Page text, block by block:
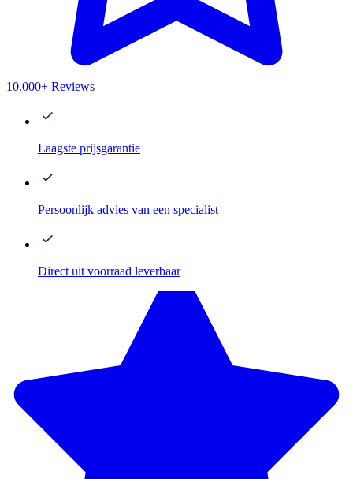
10.000+ Reviews
Laagste prijsgarantie
Persoonlijk advies van een specialist
Direct uit voorraad leverbaar